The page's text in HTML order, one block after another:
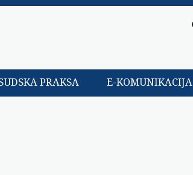
PRAKSA E-KOMUNIKACIJA